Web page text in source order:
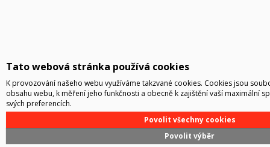
Tato webová stránka používá cookies
K provozování našeho webu využíváme takzvané cookies. Cookies jsou
obsahu webu, k měření jeho funkčnosti a obecně k zajištění vaší maximální
svých preferencích.
Povolit výběr
Povolit všechny cookies